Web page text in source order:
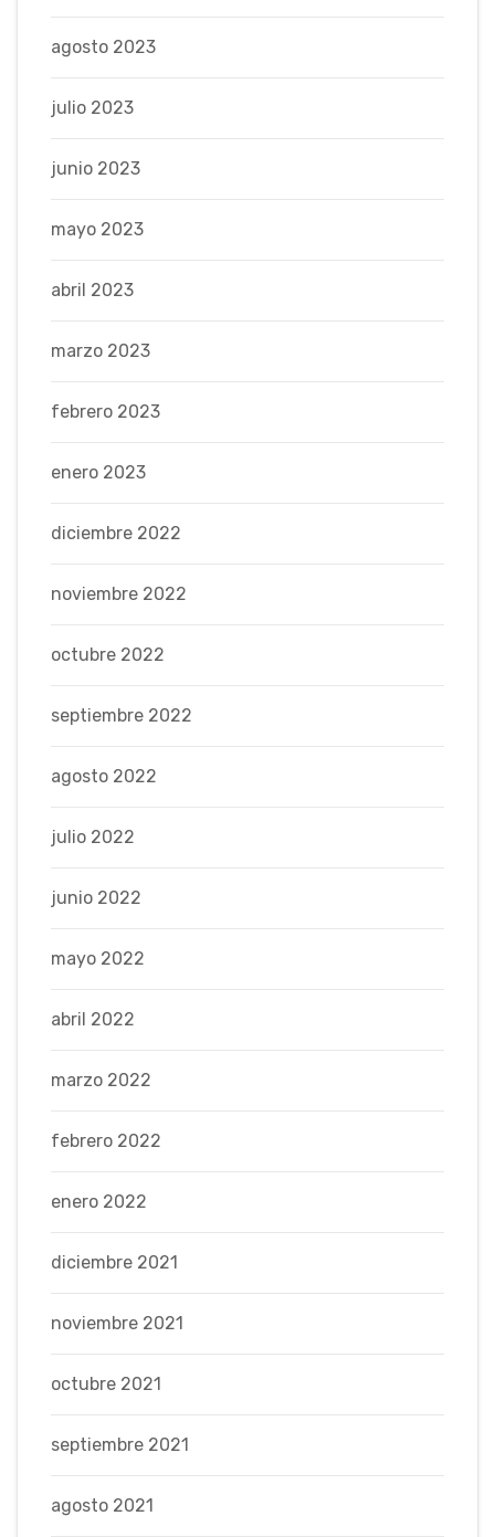
agosto 2023
julio 2023
junio 2023
mayo 2023
abril 2023
marzo 2023
febrero 2023
enero 2023
diciembre 2022
noviembre 2022
octubre 2022
septiembre 2022
agosto 2022
julio 2022
junio 2022
mayo 2022
abril 2022
marzo 2022
febrero 2022
enero 2022
diciembre 2021
noviembre 2021
octubre 2021
septiembre 2021
agosto 2021